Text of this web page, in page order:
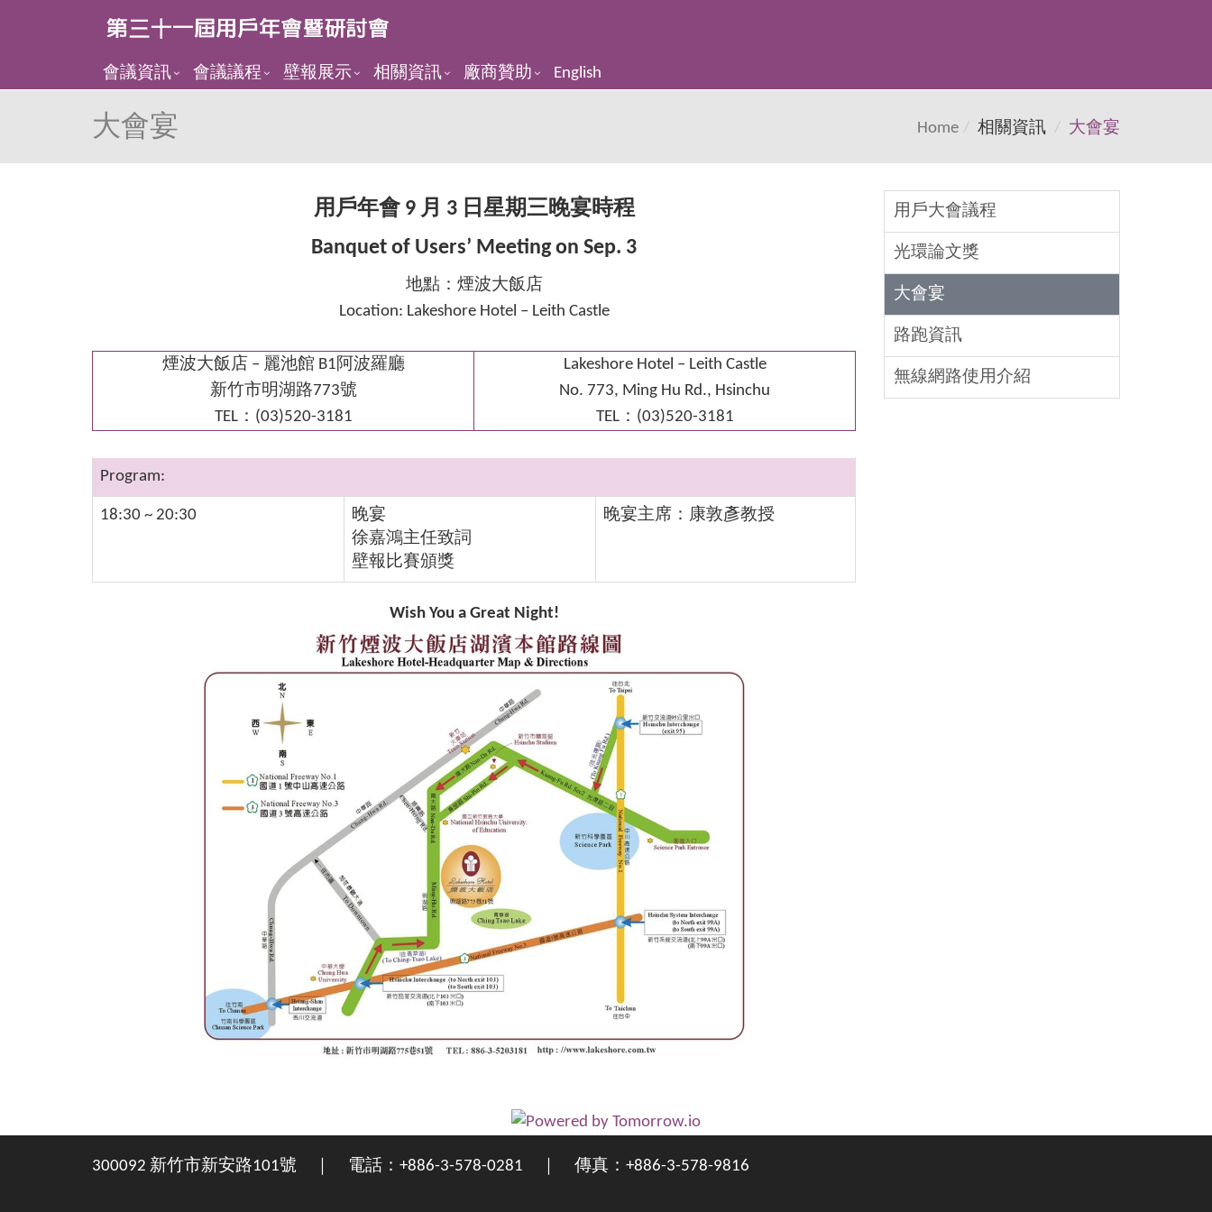
會議資訊 會議議程 壁報展示 相關資訊 廠商贊助 English
大會宴 Home 相關資訊 大會宴
用戶年會 9 月 3 日星期三晚宴時程
Banquet of Users’ Meeting on Sep. 3
地點：煙波大飯店
Location: Lakeshore Hotel – Leith Castle
煙波大飯店 – 麗池館 B1阿波羅廳
新竹市明湖路773號
TEL：(03)520-3181
Lakeshore Hotel – Leith Castle
No. 773, Ming Hu Rd., Hsinchu
TEL：(03)520-3181
Program:
18:30 ~ 20:30
晚宴
徐嘉鴻主任致詞
壁報比賽頒獎
晚宴主席：康敦彥教授
Wish You a Great Night!
用戶大會議程
光環論文獎
大會宴
路跑資訊
無線網路使用介紹
300092 新竹市新安路101號 ｜ 電話：+886-3-578-0281 ｜ 傳真：+886-3-578-9816